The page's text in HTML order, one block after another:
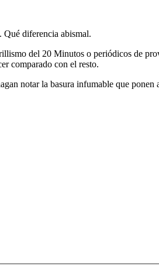
Qué diferencia abismal.
del 20 Minutos o periódicos de
comparado con el resto.
notar la basura infumable que ponen